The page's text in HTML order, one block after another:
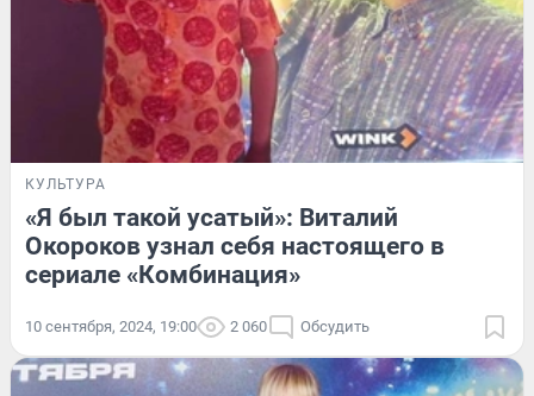
КУЛЬТУРА
«Я был такой усатый»: Виталий
Окороков узнал себя настоящего в
сериале «Комбинация»
10 сентября, 2024, 19:00 2 060 Обсудить